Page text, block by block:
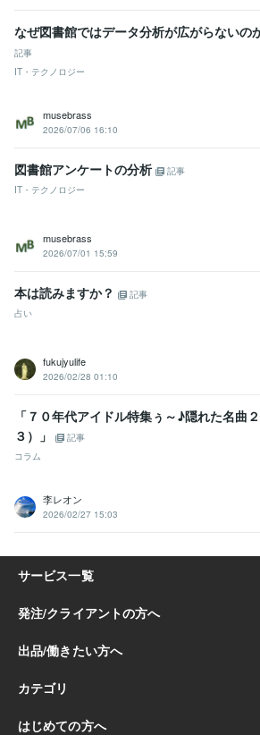
なぜ図書館ではデータ分析が広がらないの
記事
IT・テクノロジー
musebrass
2026/07/06 16:10
図書館アンケートの分析
記事
IT・テクノロジー
musebrass
2026/07/01 15:59
本は読みますか？
記事
占い
fukujyulife
2026/02/28 01:10
「７０年代アイドル特集ぅ～♪隠れた名曲
３）」
記事
コラム
李レオン
2026/02/27 15:03